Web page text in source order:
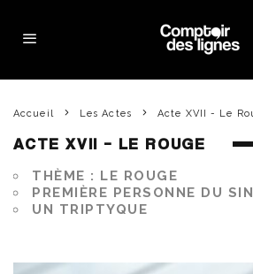
Accueil Les Actes Acte XVII - Le
ACTE XVII – LE ROUGE
THÈME : LE ROUGE
PREMIÈRE PERSONNE DU
UN TRIPTYQUE